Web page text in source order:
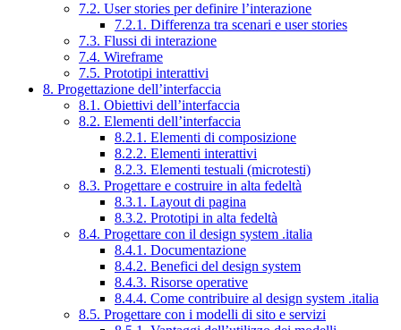
7.2. User stories per definire l’interazione
7.2.1. Differenza tra scenari e user stories
7.3. Flussi di interazione
7.4. Wireframe
7.5. Prototipi interattivi
8. Progettazione dell’interfaccia
8.1. Obiettivi dell’interfaccia
8.2. Elementi dell’interfaccia
8.2.1. Elementi di composizione
8.2.2. Elementi interattivi
8.2.3. Elementi testuali (microtesti)
8.3. Progettare e costruire in alta fedeltà
8.3.1. Layout di pagina
8.3.2. Prototipi in alta fedeltà
8.4. Progettare con il design system .italia
8.4.1. Documentazione
8.4.2. Benefici del design system
8.4.3. Risorse operative
8.4.4. Come contribuire al design system .italia
8.5. Progettare con i modelli di sito e servizi